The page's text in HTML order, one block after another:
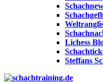
Lichess
Steffans